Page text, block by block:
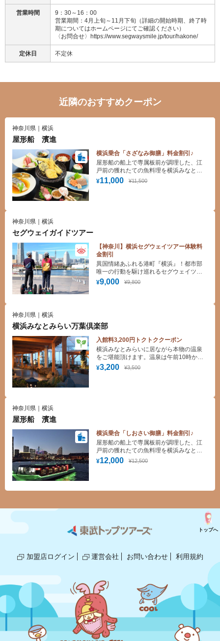
営業時間
9：30～16：00
営業期間：4月上旬～11月下旬（詳細の開始時期、終了時
期についてはホームページにてご確認ください）
〈お問合せ〉https://www.segwaysmile.jp/tour/hakone/
定休日 不定休
近隣のおすすめクーポン
神奈川県｜横浜
屋形船 濱進
横浜乗合「さざなみ御膳」料金割引♪
¥11,000 ¥11,500
屋形船の船上で専属板前が調理した、江
戸前の獲れたての魚料理を横浜みなとみ
らいの夜景とともに、楽しんでいただき
ます。
神奈川県｜横浜
セグウェイガイドツアー
【神奈川】横浜セグウェイツアー体験料
金割引
¥9,000 ¥9,800
異国情緒あふれる港町『横浜』！都市部
唯一の行動を駆け巡れるセグウェイツア
ーで海を感じよう！
神奈川県｜横浜
横浜みなとみらい万葉倶楽部
入館料3,200円トクトククーポン
¥3,200 ¥3,500
横浜みなとみらいに居ながら本物の温泉
をご堪能頂けます。温泉は午前10時から
深夜３時まで何度でも入浴できます。
又、横浜みなとみらいを360度見渡せる展
神奈川県｜横浜
屋形船 濱進
横浜乗合「しおさい御膳」料金割引♪
¥12,000 ¥12,500
屋形船の船上で専属板前が調理した、江
戸前の獲れたての魚料理を横浜みなとみ
らいの夜景とともに、楽しんでいただき
ます。
加盟店ログイン 運営会社 お問い合わせ 利用規約
トップへ